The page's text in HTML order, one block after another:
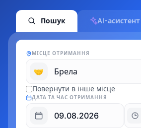
Пошук AI-асистент
МІСЦЕ ОТРИМАННЯ
🤝
Повернути в інше місце
ДАТА ТА ЧАС ОТРИМАННЯ